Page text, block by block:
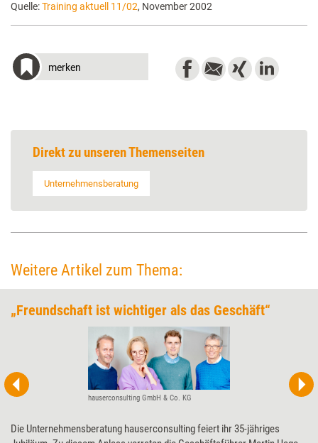
Quelle:Training aktuell 11/02, November 2002
merken
Direkt zu unseren Themenseiten
Unternehmensberatung
Weitere Artikel zum Thema:
„Freundschaft ist wichtiger als das Geschäft“
hauserconsulting GmbH & Co. KG
Die Unternehmensberatung hauserconsulting feiert ihr 35-jähriges